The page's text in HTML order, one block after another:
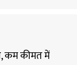
कम कीमत में